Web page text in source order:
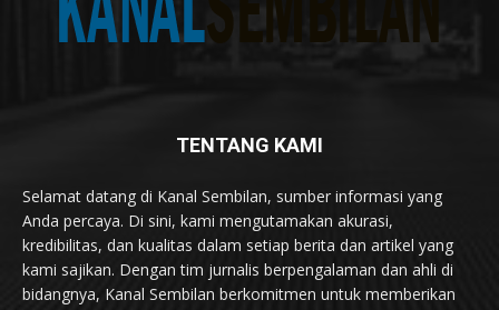
TENTANG KAMI
Selamat datang di Kanal Sembilan, sumber informasi yang
Anda percaya. Di sini, kami mengutamakan akurasi,
kredibilitas, dan kualitas dalam setiap berita dan artikel yang
kami sajikan. Dengan tim jurnalis berpengalaman dan ahli di
bidangnya, Kanal Sembilan berkomitmen untuk memberikan